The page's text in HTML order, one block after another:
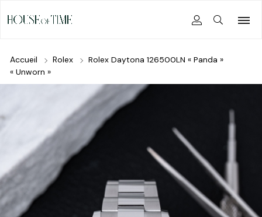
Accueil Rolex
Rolex Daytona 126500LN « Panda »
« Unworn »